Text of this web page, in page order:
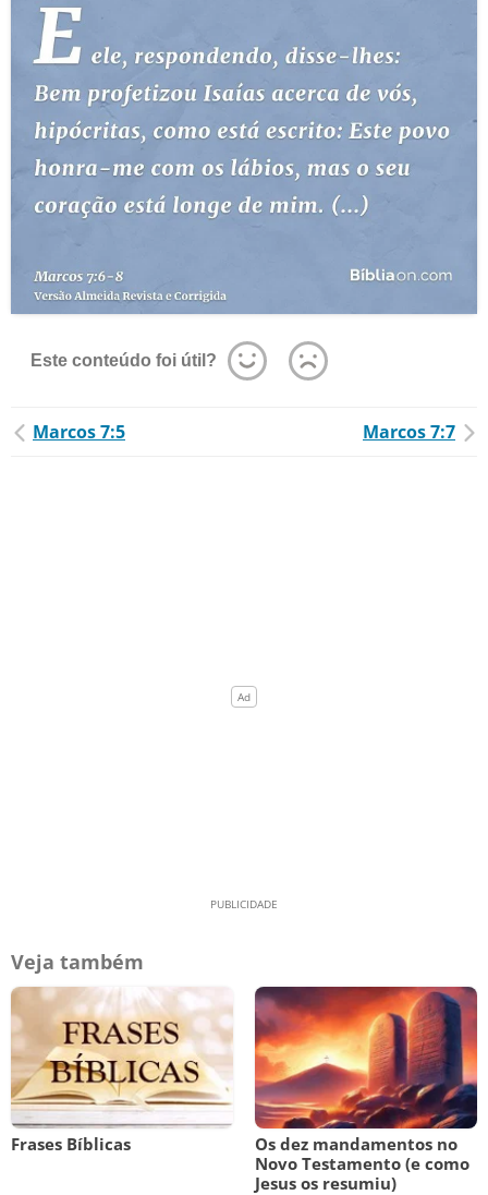
Este conteúdo foi útil?
Marcos 7:5 Marcos 7:7
Veja também
Frases Bíblicas
Os dez mandamentos no
Novo Testamento (e como
Jesus os resumiu)